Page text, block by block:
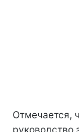
Отмечается,
руководство